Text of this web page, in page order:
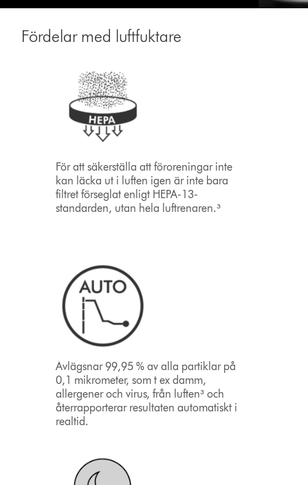
Fördelar med luftfuktare
För att säkerställa att föroreningar inte
kan läcka ut i luften igen är inte bara
filtret förseglat enligt HEPA-13-
standarden, utan hela luftrenaren.³
Avlägsnar 99,95 % av alla partiklar på
0,1 mikrometer, som t ex damm,
allergener och virus, från luften³ och
återrapporterar resultaten automatiskt i
realtid.